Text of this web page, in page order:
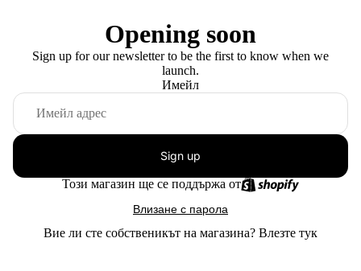
Opening soon
Sign up for our newsletter to be the first to know when we
launch.
Имейл
Sign up
Този магазин ще се поддържа от
Влизане с парола
Вие ли сте собственикът на магазина? Влезте тук